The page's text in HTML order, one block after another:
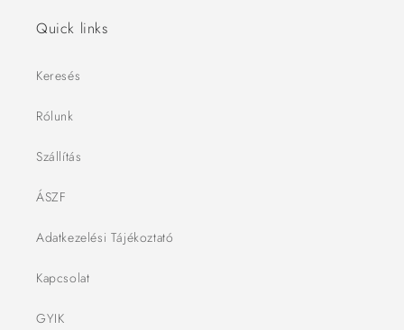
Quick links
Keresés
Rólunk
Szállítás
ÁSZF
Adatkezelési Tájékoztató
Kapcsolat
GYIK